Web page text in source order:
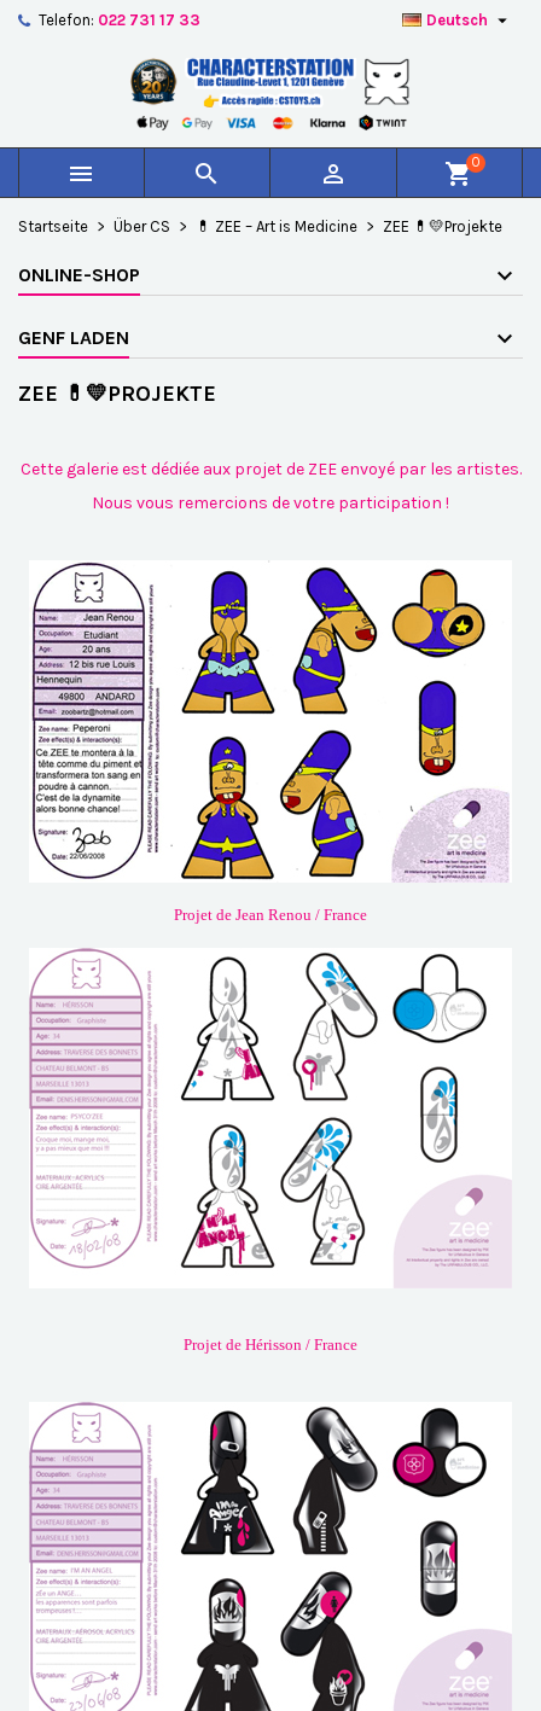
Telefon: 022 731 17 33 Deutsch 
   shopping_cart0
Startseite Über CS 💊 ZEE – Art is Medicine ZEE 💊💛Projekte
ONLINE-SHOP
GENF LADEN
ZEE 💊💛PROJEKTE
Cette galerie est dédiée aux projet de ZEE envoyé par les artistes.
Nous vous remercions de votre participation !
Projet de Jean Renou / France
Projet de Hérisson / France
Create new list
((confirmMessage))
((cancelText)) ((modalDeleteText))
Name der Wunschliste
Abbrechen Wunschliste erstellen
Sie müssen angemeldet sein, um Artikel Ihrer
Wunschliste hinzufügen zu können.